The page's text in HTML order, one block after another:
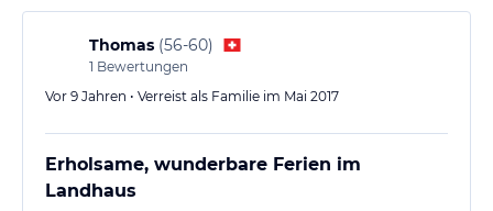
Thomas (56-60)
1 Bewertungen
Vor 9 Jahren • Verreist als Familie im Mai 2017
Erholsame, wunderbare Ferien im
Landhaus